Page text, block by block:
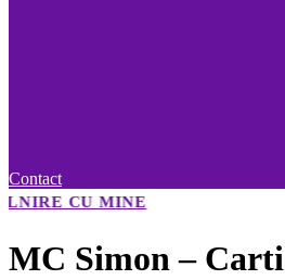
Contact
MINE 🗓️ PENTRU A INTRA ÎN
MC Simon – Carti